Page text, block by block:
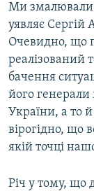
Ми змалювали
уявляє Сергій
Очевидно, що
реалізований
бачення
його генерали
України, а то
вірогідно, що
якій точці
Річ у тому, що